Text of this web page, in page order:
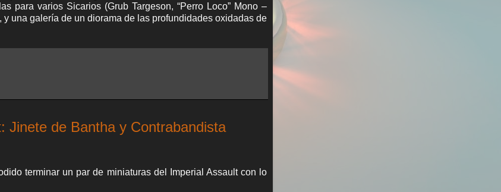
para varios Sicarios (Grub Targeson, “Perro Loco” Mono –
una galería de un diorama de las profundidades oxidadas de
Jinete de Bantha y Contrabandista
terminar un par de miniaturas del Imperial Assault con lo